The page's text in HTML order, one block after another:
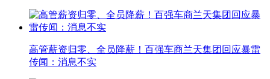
高管薪资归零、全员降薪！百强车商兰天集团回应暴雷
传闻：消息不实